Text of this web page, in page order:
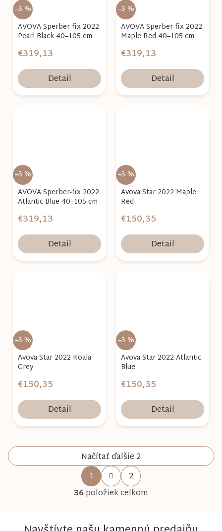
–3 %
AVOVA Sperber-fix 2022
Pearl Black 40–105 cm
€319,13
Detail
–3 %
AVOVA Sperber-fix 2022
Maple Red 40–105 cm
€319,13
Detail
–3 %
AVOVA Sperber-fix 2022
Atlantic Blue 40–105 cm
€319,13
Detail
–3 %
Avova Star 2022 Maple
Red
€150,35
Detail
–3 %
Avova Star 2022 Koala
Grey
€150,35
Detail
–3 %
Avova Star 2022 Atlantic
Blue
€150,35
Detail
O
v
Načítať ďalšie 2
S
t
1
2
36 položiek celkom